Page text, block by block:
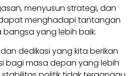
menyusun strategi, dan
menghadapi tantangan
yang lebih baik.
dedikasi yang kita berikan
bagi masa depan yang lebih